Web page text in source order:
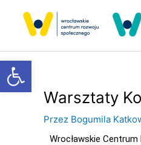
Otwórz pasek
Warsztaty
Przez Bogumila
Wrocławskie